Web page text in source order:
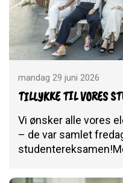
mandag 29 juni 2026
TILLYKKE TIL VORES
Vi ønsker alle vores
– de var samlet